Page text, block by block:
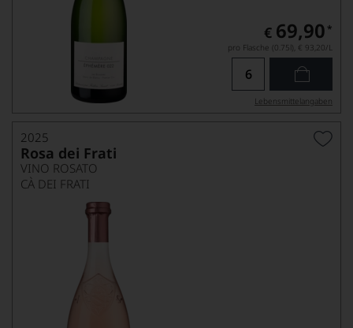
€ 69,90 *
pro Flasche (0.75l), € 93,20/L
Lebensmittel­angaben
2025
Rosa dei Frati
VINO ROSATO
CÀ DEI FRATI